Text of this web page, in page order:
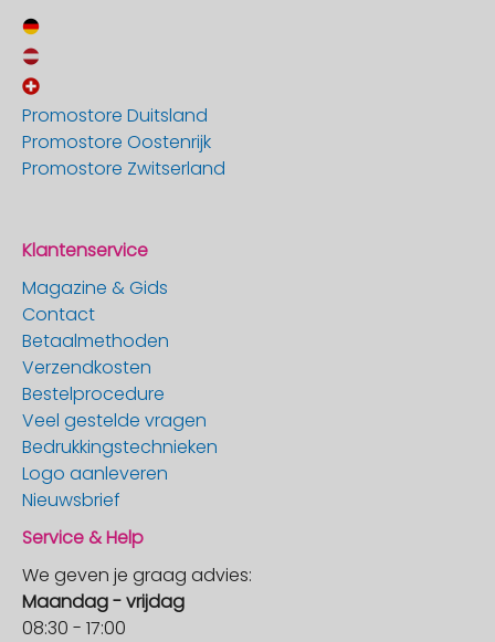
Promostore Duitsland
Promostore Oostenrijk
Promostore Zwitserland
Klantenservice
Magazine & Gids
Contact
Betaalmethoden
Verzendkosten
Bestelprocedure
Veel gestelde vragen
Bedrukkingstechnieken
Logo aanleveren
Nieuwsbrief
Service & Help
We geven je graag advies:
Maandag - vrijdag
08:30 - 17:00